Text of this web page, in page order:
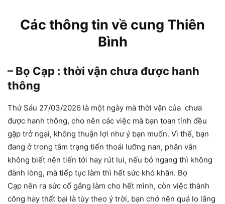
Các thông tin về cung Thiên
Bình
– Bọ Cạp : thời vận chưa được hanh
thông
Thứ Sáu 27/03/2026 là một ngày mà thời vận của chưa
được hanh thông, cho nên các việc mà bạn toan tính đều
gặp trở ngại, không thuận lợi như ý bạn muốn. Vì thế, bạn
đang ở trong tâm trạng tiến thoái lưỡng nan, phân vân
không biết nên tiến tới hay rút lui, nếu bỏ ngang thì không
đành lòng, mà tiếp tục làm thì hết sức khó khăn. Bọ
Cạp nên ra sức cố gắng làm cho hết mình, còn việc thành
công hay thất bại là tùy theo ý trời, bạn chớ nên quá lo lắng